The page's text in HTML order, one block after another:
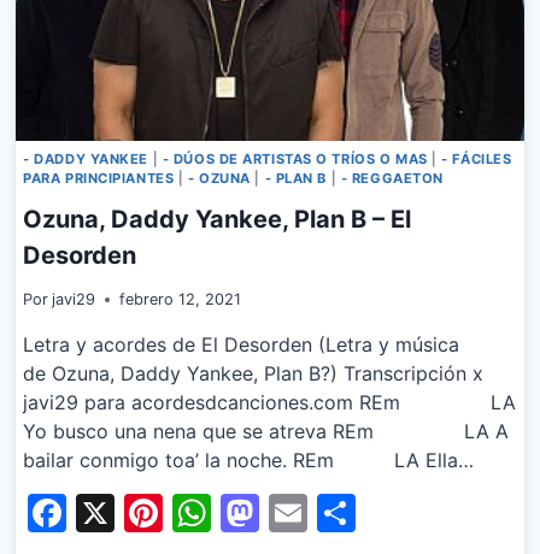
- DADDY YANKEE - DÚOS DE ARTISTAS O TRÍOS O MAS |- FÁCILES
PARA PRINCIPIANTES
- OZUNA - PLAN B - REGGAETON
Ozuna, Daddy Yankee, Plan B – El
Desorden
Por javi29 febrero 12, 2021
Letra y acordes de El Desorden (Letra y música
de Ozuna, Daddy Yankee, Plan B?) Transcripción x
javi29 para acordesdcanciones.com REm LA
Yo busco una nena que se atreva REm LA A
bailar conmigo toa’ la noche. REm LA Ella…
Facebook
X Pinterest
WhatsApp
Mastodon
Email